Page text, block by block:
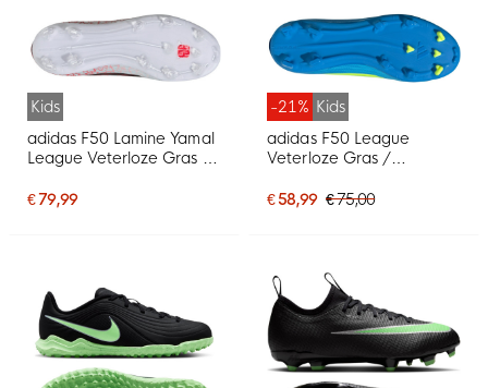
Kids
adidas F50 Lamine Yamal
League Veterloze Gras /
Voetbalschoenen (MG)
€ 79,99
-21% Kids
adidas F50 League
Veterloze Gras /
Voetbalschoenen (MG)
€ 58,99 € 75,00